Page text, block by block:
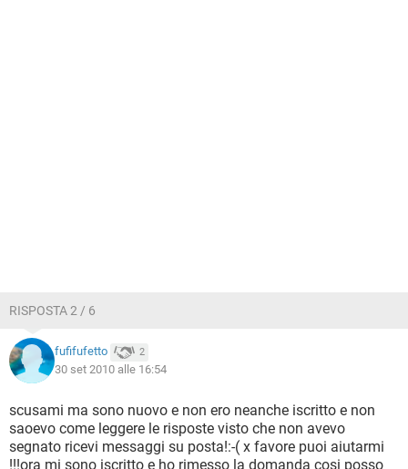
RISPOSTA 2 / 6
fufifufetto 2
30 set 2010 alle 16:54
scusami ma sono nuovo e non ero neanche iscritto e non
saoevo come leggere le risposte visto che non avevo
segnato ricevi messaggi su posta!:-( x favore puoi aiutarmi
!!!ora mi sono iscritto e ho rimesso la domanda cosi posso